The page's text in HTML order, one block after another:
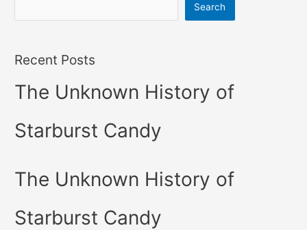
Search
Recent Posts
The Unknown History of
Starburst Candy
The Unknown History of
Starburst Candy